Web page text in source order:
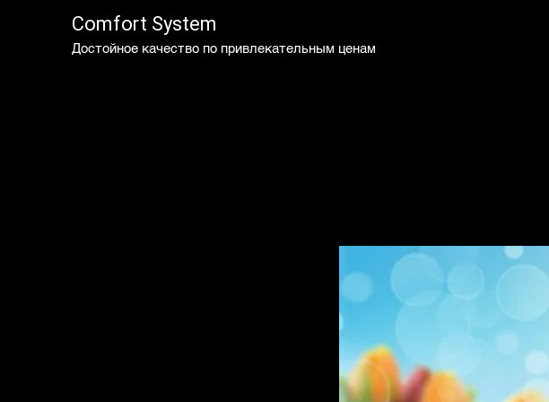
Comfort System
Достойное качество по привлекательным ценам